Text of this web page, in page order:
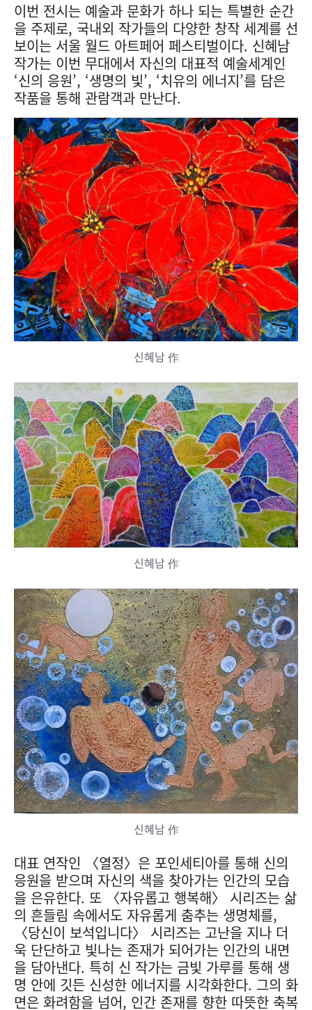
이번 전시는 예술과 문화가 하나 되는 특별한 순간
을 주제로, 국내외 작가들의 다양한 창작 세계를 선
보이는 서울 월드 아트페어 페스티벌이다. 신혜남
작가는 이번 무대에서 자신의 대표적 예술세계인
‘신의 응원’, ‘생명의 빛’, ‘치유의 에너지’를 담은
작품을 통해 관람객과 만난다.
신혜남 作
신혜남 作
신혜남 作
대표 연작인 〈열정〉은 포인세티아를 통해 신의
응원을 받으며 자신의 색을 찾아가는 인간의 모습
을 은유한다. 또 〈자유롭고 행복해〉 시리즈는 삶
의 흔들림 속에서도 자유롭게 춤추는 생명체를,
〈당신이 보석입니다〉 시리즈는 고난을 지나 더
욱 단단하고 빛나는 존재가 되어가는 인간의 내면
을 담아낸다. 특히 신 작가는 금빛 가루를 통해 생
명 안에 깃든 신성한 에너지를 시각화한다. 그의 화
면은 화려함을 넘어, 인간 존재를 향한 따뜻한 축복